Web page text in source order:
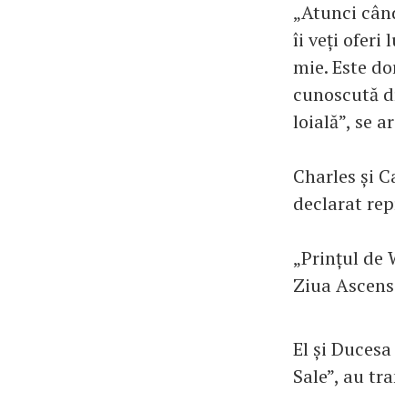
„Atunci
îi veți oferi
mie. Este
cunoscută
loială”, se
Charles și
declarat
„Prințul de
Ziua
El și
Sale”, au